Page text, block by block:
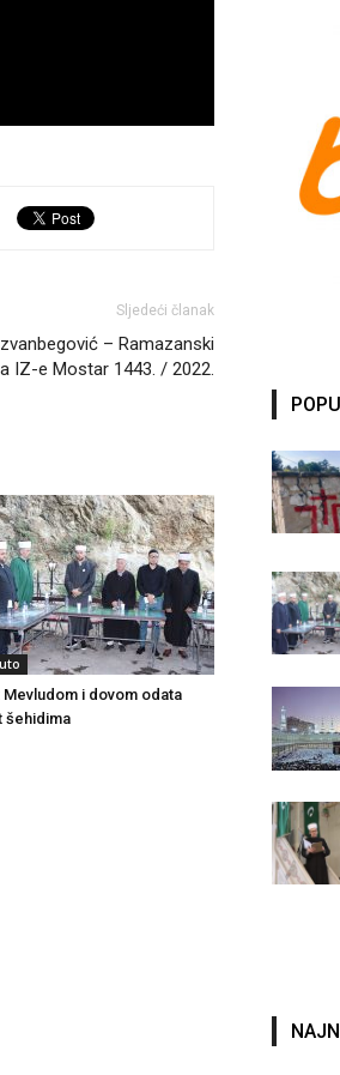
Sljedeći članak
– Ramazanski
IZ-e Mostar 1443. / 2022.
Mevludom i dovom odata
šehidima